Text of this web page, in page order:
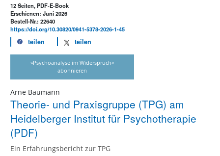
12 Seiten, PDF-E-Book
Erschienen: Juni 2026
Bestell-Nr.: 22640
https://doi.org/10.30820/0941-5378-2026-1-45
teilen teilen
»Psychoanalyse im Widerspruch«
abonnieren
Arne Baumann
Theorie- und Praxisgruppe (TPG) am
Heidelberger Institut für Psychotherapie
(PDF)
Ein Erfahrungsbericht zur TPG